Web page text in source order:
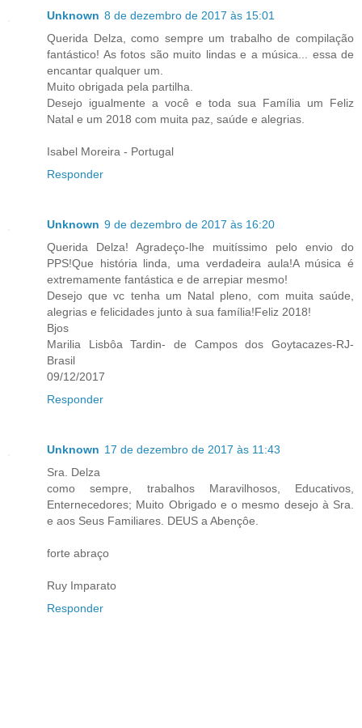
Unknown 8 de dezembro de 2017 às 15:01
Querida Delza, como sempre um trabalho de compilação
fantástico! As fotos são muito lindas e a música... essa de
encantar qualquer um.
Muito obrigada pela partilha.
Desejo igualmente a você e toda sua Família um Feliz
Natal e um 2018 com muita paz, saúde e alegrias.
Isabel Moreira - Portugal
Responder
Unknown 9 de dezembro de 2017 às 16:20
Querida Delza! Agradeço-lhe muitíssimo pelo envio do
PPS!Que história linda, uma verdadeira aula!A música é
extremamente fantástica e de arrepiar mesmo!
Desejo que vc tenha um Natal pleno, com muita saúde,
alegrias e felicidades junto à sua família!Feliz 2018!
Bjos
Marilia Lisbôa Tardin- de Campos dos Goytacazes-RJ-
Brasil
09/12/2017
Responder
Unknown 17 de dezembro de 2017 às 11:43
Sra. Delza
como sempre, trabalhos Maravilhosos, Educativos,
Enternecedores; Muito Obrigado e o mesmo desejo à Sra.
e aos Seus Familiares. DEUS a Abençôe.
forte abraço
Ruy Imparato
Responder